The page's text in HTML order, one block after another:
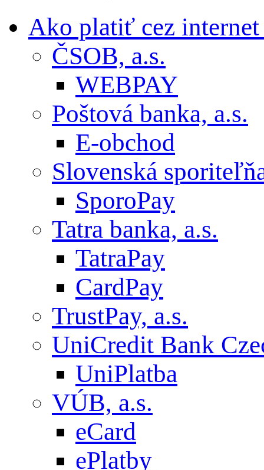
Ako platiť cez internet
ČSOB, a.s.
WEBPAY
Poštová banka, a.s.
E-obchod
Slovenská
SporoPay
Tatra banka, a.s.
TatraPay
CardPay
TrustPay, a.s.
UniCredit Bank
UniPlatba
VÚB, a.s.
eCard
ePlatby